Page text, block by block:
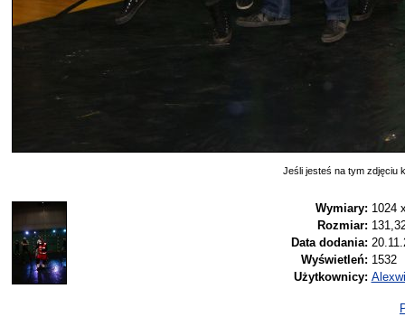
Jeśli jesteś na tym zdjęciu
Wymiary: 1024
Rozmiar:
Data dodania:
Wyświetleń: 1532
Użytkownicy: